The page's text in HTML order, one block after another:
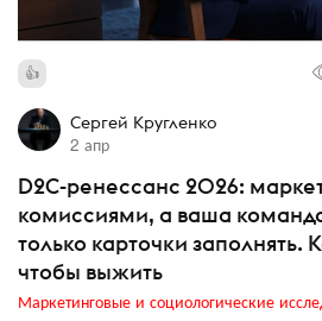
Сергей Кругленко
2 апр
D2C-ренессанс 2026:
комиссиями, а ваша
только карточки заполнять.
чтобы выжить
Маркетинговые и социологические